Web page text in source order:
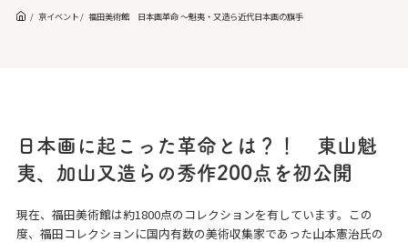
京イベント 福⽥美術館 日本画革命 ～魁夷・又造ら近代日本画の旗手
日本画に起こった革命とは？！ 東山魁
夷、加山又造らの秀作200点を初公開
現在、福田美術館は約1800点のコレクションを有しています。この
度、福田コレクションに国内有数の美術収集家であった山本憲治氏の